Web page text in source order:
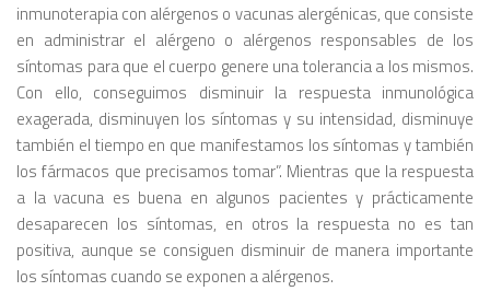
inmunoterapia con alérgenos o vacunas alergénicas, que consiste
en administrar el alérgeno o alérgenos responsables de los
síntomas para que el cuerpo genere una tolerancia a los mismos.
Con ello, conseguimos disminuir la respuesta inmunológica
exagerada, disminuyen los síntomas y su intensidad, disminuye
también el tiempo en que manifestamos los síntomas y también
los fármacos que precisamos tomar”. Mientras que la respuesta
a la vacuna es buena en algunos pacientes y prácticamente
desaparecen los síntomas, en otros la respuesta no es tan
positiva, aunque se consiguen disminuir de manera importante
los síntomas cuando se exponen a alérgenos.